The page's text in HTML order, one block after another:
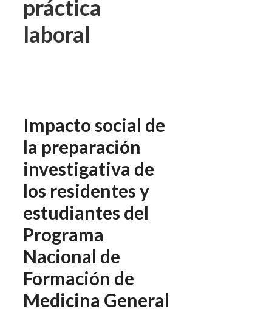
práctica
laboral
Impacto social de
la preparación
investigativa de
los residentes y
estudiantes del
Programa
Nacional de
Formación de
Medicina General